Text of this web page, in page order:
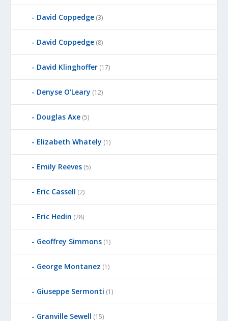
David Coppedge (3)
David Coppedge (8)
David Klinghoffer (17)
Denyse O'Leary (12)
Douglas Axe (5)
Elizabeth Whately (1)
Emily Reeves (5)
Eric Cassell (2)
Eric Hedin (28)
Geoffrey Simmons (1)
George Montanez (1)
Giuseppe Sermonti (1)
Granville Sewell (15)